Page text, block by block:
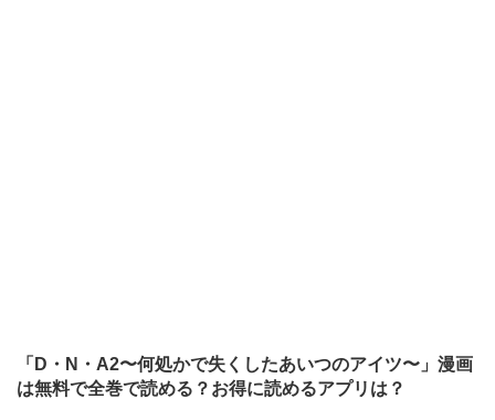
「D・N・A2〜何処かで失くしたあいつのアイツ〜」漫画
は無料で全巻で読める？お得に読めるアプリは？